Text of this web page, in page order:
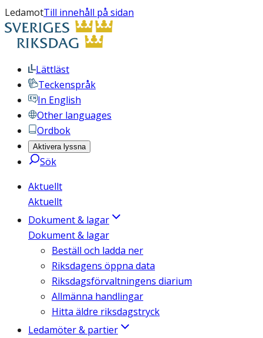
LedamotTill innehåll på sidan
Lättläst
Teckenspråk
In English
Other languages
Ordbok
Aktivera lyssna
Sök
Aktuellt
Aktuellt
Dokument & lagar
Dokument & lagar
Beställ och ladda ner
Riksdagens öppna data
Riksdagsförvaltningens diarium
Allmänna handlingar
Hitta äldre riksdagstryck
Ledamöter & partier